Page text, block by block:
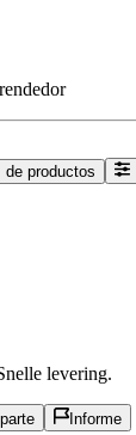
de productos
levering.
Informe